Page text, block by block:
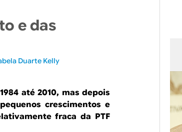
e das
Duarte Kelly
até 2010, mas depois
crescimentos e
fraca da PTF